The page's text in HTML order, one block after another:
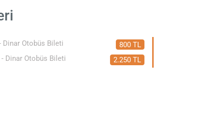
Dinar Otobüs Bileti
800 TL
Dinar Otobüs Bileti
2.250 TL